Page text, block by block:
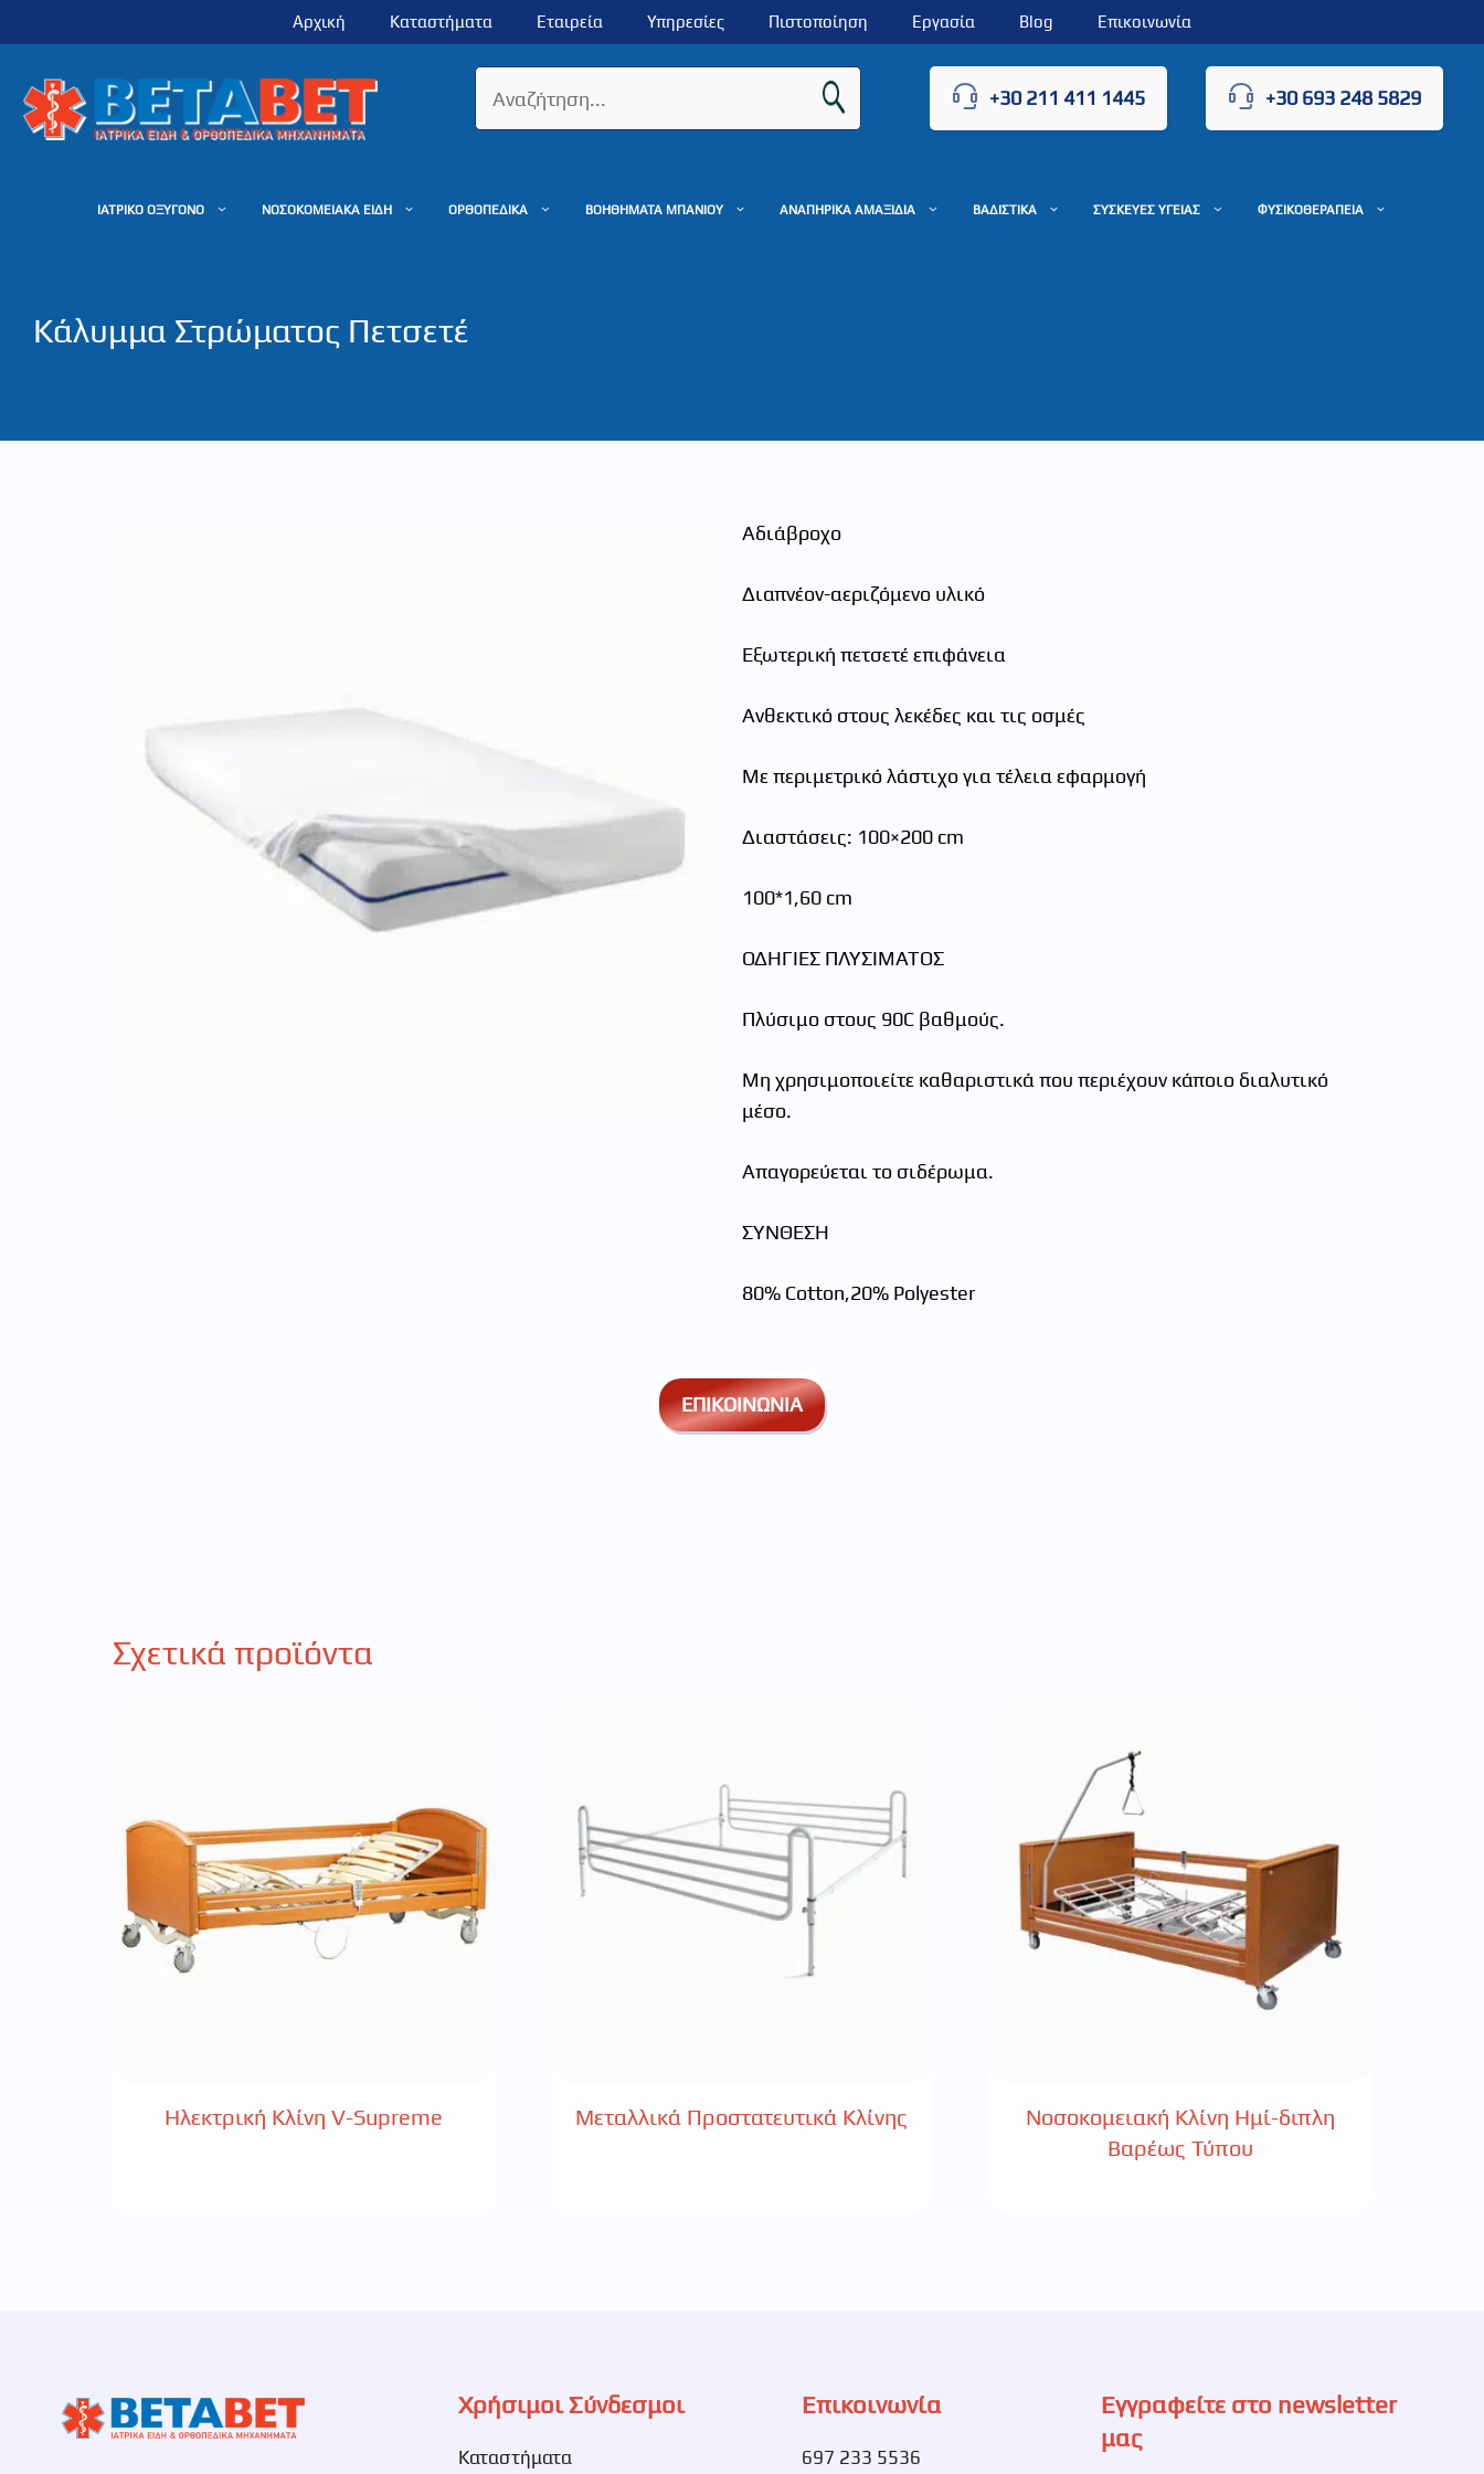
σε
περιεχόμενο
Αρχική Καταστήματα Εταιρεία Υπηρεσίες Πιστοποίηση Εργασία Blog Επικοινωνία
+30 211 411 1445 +30 693 248 5829
ΙΑΤΡΙΚΟ ΟΞΥΓΟΝΟ ΝΟΣΟΚΟΜΕΙΑΚΑ ΕΙΔΗ ΟΡΘΟΠΕΔΙΚΑ ΒΟΗΘΗΜΑΤΑ ΜΠΑΝΙΟΥ ΑΝΑΠΗΡΙΚΑ ΑΜΑΞΙΔΙΑ ΒΑΔΙΣΤΙΚΑ ΣΥΣΚΕΥΕΣ ΥΓΕΙΑΣ ΦΥΣΙΚΟΘΕΡΑΠΕΙΑ
Κάλυμμα Στρώματος Πετσετέ
Αδιάβροχο
Διαπνέον-αεριζόμενο υλικό
Εξωτερική πετσετέ επιφάνεια
Ανθεκτικό στους λεκέδες και τις οσμές
Με περιμετρικό λάστιχο για τέλεια εφαρμογή
Διαστάσεις: 100×200 cm
100*1,60 cm
ΟΔΗΓΙΕΣ ΠΛΥΣΙΜΑΤΟΣ
Πλύσιμο στους 90C βαθμούς.
Μη χρησιμοποιείτε καθαριστικά που περιέχουν κάποιο διαλυτικό
μέσο.
Απαγορεύεται το σιδέρωμα.
ΣΥΝΘΕΣΗ
80% Cotton,20% Polyester
ΕΠΙΚΟΙΝΩΝΙΑ
Σχετικά προϊόντα
Ηλεκτρική Κλίνη V-Supreme Μεταλλικά Προστατευτικά Κλίνης
Νοσοκομειακή Κλίνη Ημί-διπλη
Βαρέως Τύπου
Χρήσιμοι Σύνδεσμοι
Καταστήματα
Επικοινωνία
697 233 5536
Εγγραφείτε στο newsletter
μας